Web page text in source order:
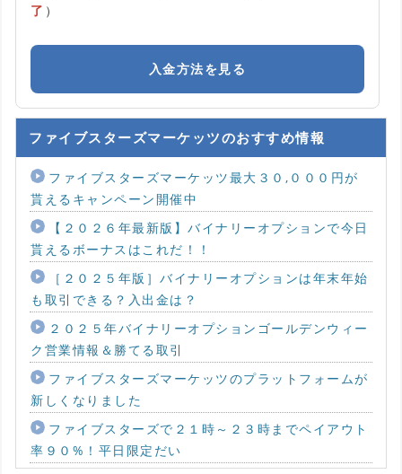
了 ）
入金方法を見る
ファイブスターズマーケッツのおすすめ情報
ファイブスターズマーケッツ最大３０,０００円が
貰えるキャンペーン開催中
【２０２６年最新版】バイナリーオプションで今日
貰えるボーナスはこれだ！！
［２０２５年版］バイナリーオプションは年末年始
も取引できる？入出金は？
２０２５年バイナリーオプションゴールデンウィー
ク営業情報＆勝てる取引
ファイブスターズマーケッツのプラットフォームが
新しくなりました
ファイブスターズで２１時～２３時までペイアウト
率９０%！平日限定だい